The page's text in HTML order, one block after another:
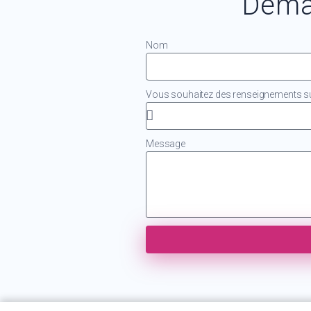
Nom
Vous souhaitez des renseignements
Message